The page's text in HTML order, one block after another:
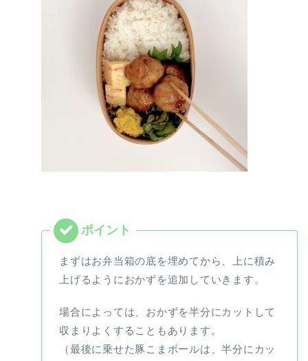
まずはお弁当箱の底を埋めてから、上に積み
上げるようにおかずを追加していきます。
場合によっては、おかずを半分にカットして
収まりよくすることもあります。
（最後に乗せた豚こまボールは、半分にカッ